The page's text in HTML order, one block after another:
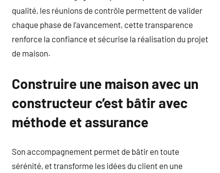
qualité, les réunions de contrôle permettent de valider
chaque phase de l’avancement, cette transparence
renforce la confiance et sécurise la réalisation du projet
de maison.
Construire une maison avec un
constructeur c’est bâtir avec
méthode et assurance
Son accompagnement permet de bâtir en toute
sérénité, et transforme les idées du client en une